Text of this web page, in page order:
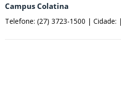
Campus Colatina
Telefone: (27) 3723-1500 | Cidade: |